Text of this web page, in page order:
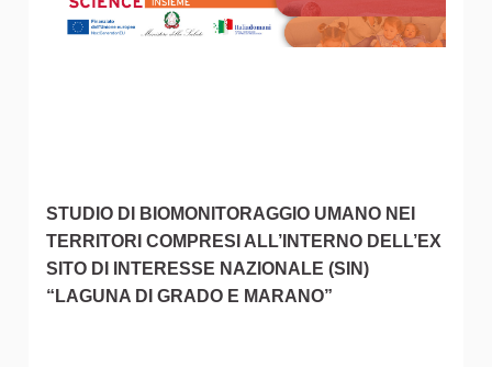
STUDIO DI BIOMONITORAGGIO UMANO NEI
TERRITORI COMPRESI ALL’INTERNO DELL’EX
SITO DI INTERESSE NAZIONALE (SIN)
“LAGUNA DI GRADO E MARANO”